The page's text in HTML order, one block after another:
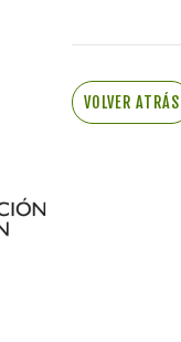
VOLVER ATRÁS